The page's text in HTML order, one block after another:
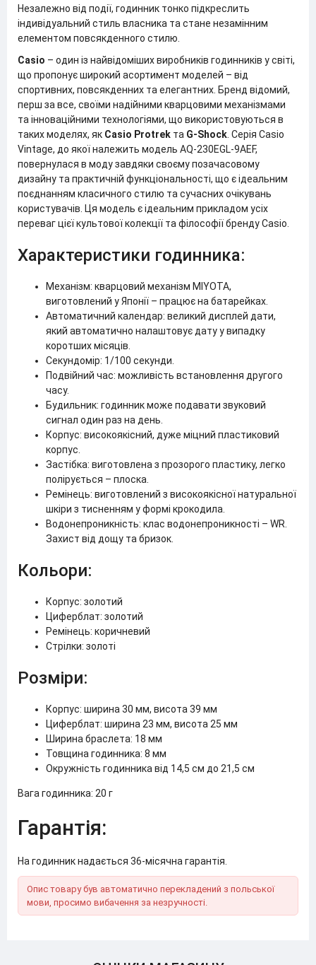
Незалежно від події, годинник тонко підкреслить
індивідуальний стиль власника та стане незамінним
елементом повсякденного стилю.
Casio – один із найвідоміших виробників годинників у світі,
що пропонує широкий асортимент моделей – від
спортивних, повсякденних та елегантних. Бренд відомий,
перш за все, своїми надійними кварцовими механізмами
та інноваційними технологіями, що використовуються в
таких моделях, як Casio Protrek та G-Shock . Серія Casio
Vintage, до якої належить модель AQ-230EGL-9AEF,
повернулася в моду завдяки своєму позачасовому
дизайну та практичній функціональності, що є ідеальним
поєднанням класичного стилю та сучасних очікувань
користувачів. Ця модель є ідеальним прикладом усіх
переваг цієї культової колекції та філософії бренду Casio.
Характеристики годинника:
Механізм: кварцовий механізм MIYOTA,
виготовлений у Японії – працює на батарейках.
Автоматичний календар: великий дисплей дати,
який автоматично налаштовує дату у випадку
коротших місяців.
Секундомір: 1/100 секунди.
Подвійний час: можливість встановлення другого
часу.
Будильник: годинник може подавати звуковий
сигнал один раз на день.
Корпус: високоякісний, дуже міцний пластиковий
корпус.
Застібка: виготовлена з прозорого пластику, легко
полірується – плоска.
Ремінець: виготовлений з високоякісної натуральної
шкіри з тисненням у формі крокодила.
Водонепроникність: клас водонепроникності – WR.
Захист від дощу та бризок.
Кольори:
Корпус: золотий
Циферблат: золотий
Ремінець: коричневий
Стрілки: золоті
Розміри:
Корпус: ширина 30 мм, висота 39 мм
Циферблат: ширина 23 мм, висота 25 мм
Ширина браслета: 18 мм
Товщина годинника: 8 мм
Окружність годинника від 14,5 см до 21,5 см
Вага годинника: 20 г
Гарантія:
На годинник надається 36-місячна гарантія.
Опис товару був автоматично перекладений з польської
мови, просимо вибачення за незручності.